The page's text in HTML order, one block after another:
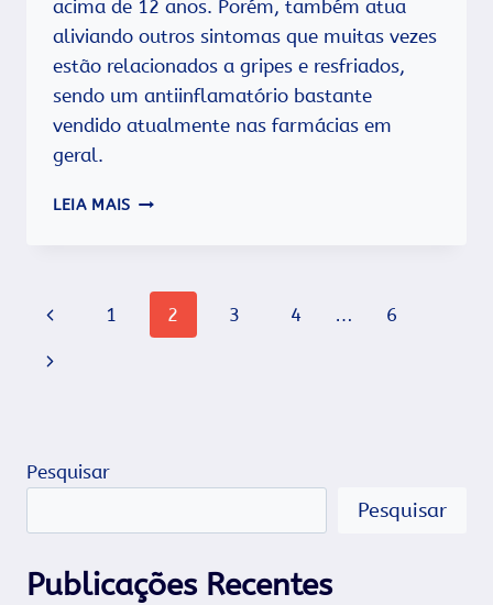
acima de 12 anos. Porém, também atua
aliviando outros sintomas que muitas vezes
estão relacionados a gripes e resfriados,
sendo um antiinflamatório bastante
vendido atualmente nas farmácias em
geral.
LEIA MAIS O
NIMESULIDA,
PARA
QUE
Navegação
da
Página
Anterior
1 2 3 4 … 6
Página
Pesquisar
Pesquisar
Publicações Recentes